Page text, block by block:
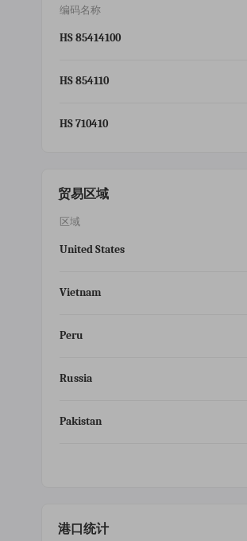
编码名称
HS 85414100
HS 854110
HS 710410
贸易区域
区域
United States
Vietnam
Peru
Russia
Pakistan
港口统计